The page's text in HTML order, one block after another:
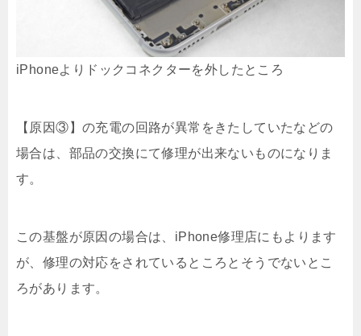
iPhoneよりドックコネクターを外したところ
【原因③】の充電の回路が異常をきたしていたなどの
場合は、部品の交換にて修理が出来ないものになりま
す。
この基盤が原因の場合は、iPhone修理店にもよります
が、修理の対応をされているところとそうでないとこ
ろがあります。